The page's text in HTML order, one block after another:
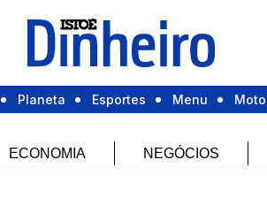
Planeta Esportes Menu
ECONOMIA NEGÓCIOS